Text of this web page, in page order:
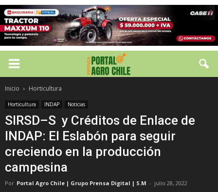
Inicio Horticultura
Horticultura INDAP Noticias
SIRSD–S y Créditos de Enlace de
INDAP: El Eslabón para seguir
creciendo en la producción
campesina
Por Portal Agro Chile | Grupo Prensa Digital | S.M - julio 28, 2022